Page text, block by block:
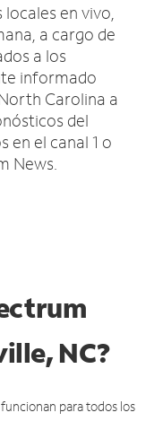
en vivo,
a cargo de
a los
informado
Carolina a
del
en el canal 1 o
News.
NC?
para todos los